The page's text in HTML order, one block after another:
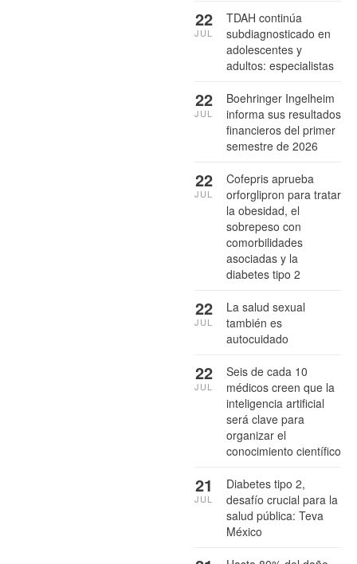
TDAH continúa
subdiagnosticado en
adolescentes y
adultos: especialistas
22
JUL
Boehringer Ingelheim
informa sus resultados
financieros del primer
semestre de 2026
22
JUL
Cofepris aprueba
orforglipron para tratar
la obesidad, el
sobrepeso con
comorbilidades
asociadas y la
diabetes tipo 2
22
JUL
La salud sexual
también es
autocuidado
22
JUL
Seis de cada 10
médicos creen que la
inteligencia artificial
será clave para
organizar el
conocimiento científico
22
JUL
Diabetes tipo 2,
desafío crucial para la
salud pública: Teva
México
21
JUL